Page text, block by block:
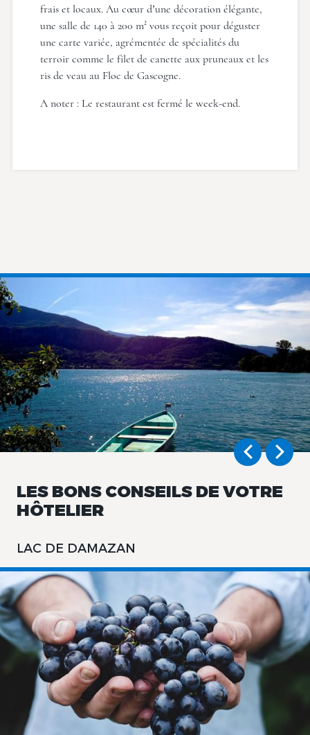
frais et locaux. Au cœur d’une décoration élégante,
une salle de 140 à 200 m² vous reçoit pour déguster
une carte variée, agrémentée de spécialités du
terroir comme le filet de canette aux pruneaux et les
ris de veau au Floc de Gascogne.
A noter : Le restaurant est fermé le week-end.
LES BONS CONSEILS DE VOTRE
HÔTELIER
LAC DE DAMAZAN